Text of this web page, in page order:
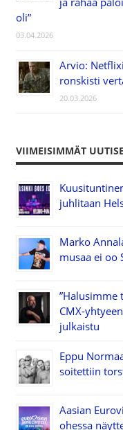
oli”
03.04.2026
Arvio:
ronskisti
20.03.2026
VIIMEISIMMÄT
juhlitaan
Marko
musaa ei oo
”Halusimme
CMX-
julkaistu
Eppu
soitettiin
Aasian
ohessa